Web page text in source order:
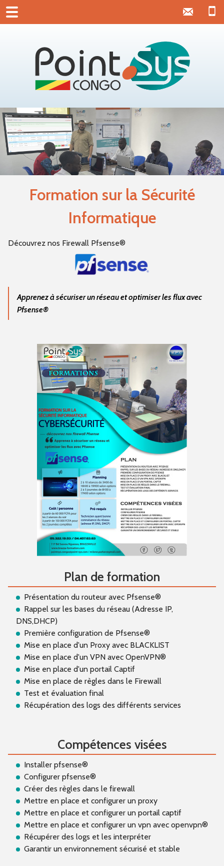
Formation sur la Sécurité
Informatique
Découvrez nos Firewall Pfsense®
Apprenez à sécuriser un réseau et optimiser les flux avec
Pfsense®
Plan de formation
Présentation du routeur avec Pfsense®
Rappel sur les bases du réseau (Adresse IP,
DNS,DHCP)
Première configuration de Pfsense®
Mise en place d'un Proxy avec BLACKLIST
Mise en place d'un VPN avec OpenVPN®
Mise en place d'un portail Captif
Mise en place de règles dans le Firewall
Test et évaluation final
Récupération des logs des différents services
Compétences visées
Installer pfsense®
Configurer pfsense®
Créer des règles dans le firewall
Mettre en place et configurer un proxy
Mettre en place et configurer un portail captif
Mettre en place et configurer un vpn avec openvpn®
Récupérer des logs et les interpréter
Garantir un environnement sécurisé et stable